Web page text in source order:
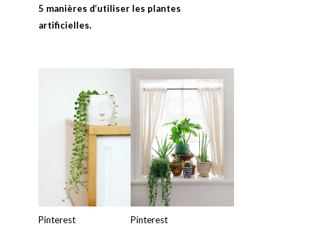
5 manières d’utiliser les plantes
artificielles.
Pinterest Pinterest